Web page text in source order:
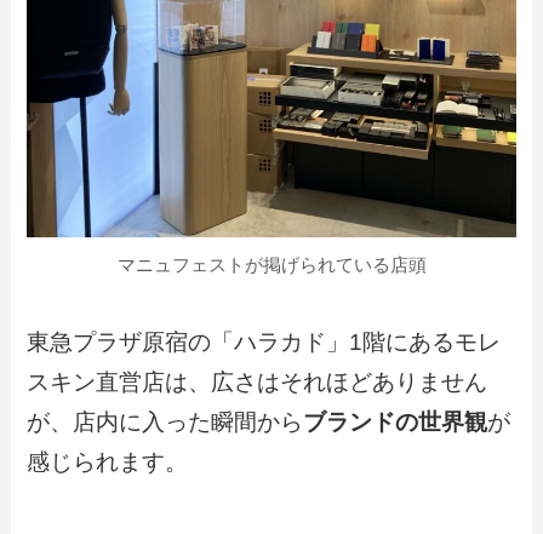
マニュフェストが掲げられている店頭
東急プラザ原宿の「ハラカド」1階にあるモレ
スキン直営店は、広さはそれほどありません
が、店内に入った瞬間からブランドの世界観が
感じられます。